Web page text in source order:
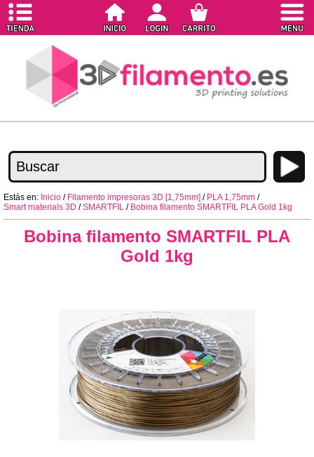
Estás en: Inicio / Filamento impresoras 3D [1,75mm] / PLA 1,75mm /
Smart materials 3D /SMARTFIL / Bobina filamento SMARTFIL PLA Gold 1kg
Bobina filamento SMARTFIL PLA
Gold 1kg